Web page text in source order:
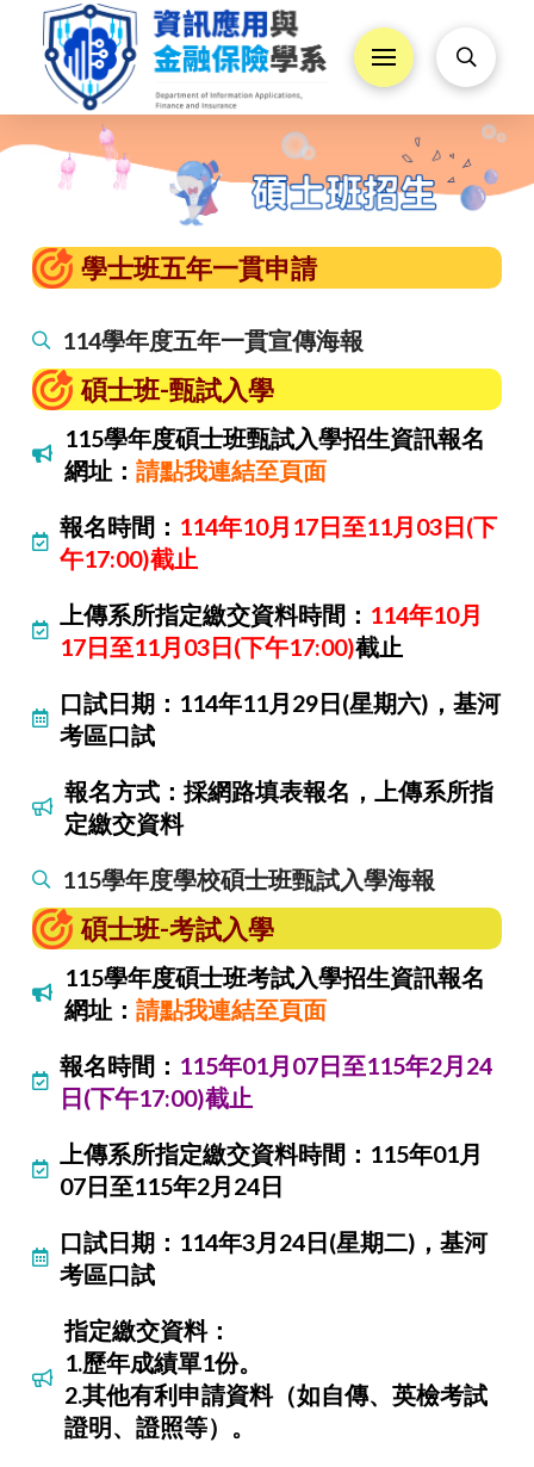
學士班五年一貫申請
114學年度五年一貫宣傳海報
碩士班-甄試入學
115學年度碩士班甄試入學招生資訊報名
網址： 請點我連結至頁面
報名時間： 114年10月17日至11月03日(下
午17:00)截止
上傳系所指定繳交資料時間： 114年10月
17日至11月03日(下午17:00)截止
口試日期：114年11月29日(星期六)，基河
考區口試
報名方式：採網路填表報名，上傳系所指
定繳交資料
115學年度學校碩士班甄試入學海報
碩士班-考試入學
115學年度碩士班考試入學招生資訊報名
網址： 請點我連結至頁面
報名時間： 115年01月07日至115年2月24
日(下午17:00)截止
上傳系所指定繳交資料時間：115年01月
07日至115年2月24日
口試日期：114年3月24日(星期二)，基河
考區口試
指定繳交資料：
1.歷年成績單1份。
2.其他有利申請資料（如自傳、英檢考試
證明、證照等）。